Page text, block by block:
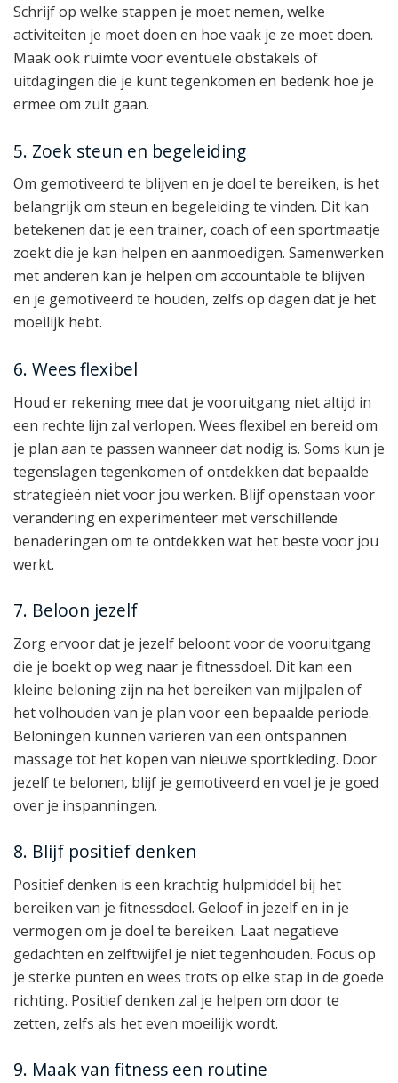
Schrijf op welke stappen je moet nemen, welke
activiteiten je moet doen en hoe vaak je ze moet doen.
Maak ook ruimte voor eventuele obstakels of
uitdagingen die je kunt tegenkomen en bedenk hoe je
ermee om zult gaan.
5. Zoek steun en begeleiding
Om gemotiveerd te blijven en je doel te bereiken, is het
belangrijk om steun en begeleiding te vinden. Dit kan
betekenen dat je een trainer, coach of een sportmaatje
zoekt die je kan helpen en aanmoedigen. Samenwerken
met anderen kan je helpen om accountable te blijven
en je gemotiveerd te houden, zelfs op dagen dat je het
moeilijk hebt.
6. Wees flexibel
Houd er rekening mee dat je vooruitgang niet altijd in
een rechte lijn zal verlopen. Wees flexibel en bereid om
je plan aan te passen wanneer dat nodig is. Soms kun je
tegenslagen tegenkomen of ontdekken dat bepaalde
strategieën niet voor jou werken. Blijf openstaan voor
verandering en experimenteer met verschillende
benaderingen om te ontdekken wat het beste voor jou
werkt.
7. Beloon jezelf
Zorg ervoor dat je jezelf beloont voor de vooruitgang
die je boekt op weg naar je fitnessdoel. Dit kan een
kleine beloning zijn na het bereiken van mijlpalen of
het volhouden van je plan voor een bepaalde periode.
Beloningen kunnen variëren van een ontspannen
massage tot het kopen van nieuwe sportkleding. Door
jezelf te belonen, blijf je gemotiveerd en voel je je goed
over je inspanningen.
8. Blijf positief denken
Positief denken is een krachtig hulpmiddel bij het
bereiken van je fitnessdoel. Geloof in jezelf en in je
vermogen om je doel te bereiken. Laat negatieve
gedachten en zelftwijfel je niet tegenhouden. Focus op
je sterke punten en wees trots op elke stap in de goede
richting. Positief denken zal je helpen om door te
zetten, zelfs als het even moeilijk wordt.
9. Maak van fitness een routine